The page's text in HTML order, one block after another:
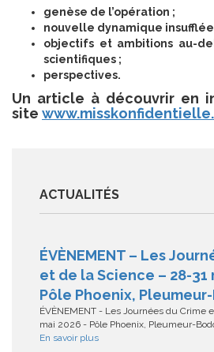
genèse de l’opération ;
nouvelle dynamique insufflée
objectifs et ambitions au-
scientifiques ;
perspectives.
Un article à découvrir en
site
ACTUALITÉS
ÉVÈNEMENT – Les
et de la Science – 28-31
Pôle Phoenix,
ÉVÈNEMENT - Les Journées du Crime
mai 2026 - Pôle Phoenix, Pleumeur-
En savoir plus